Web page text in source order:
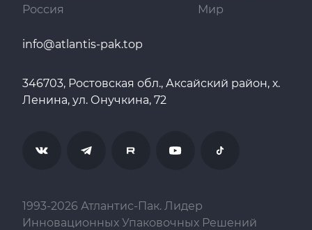
Россия
info@atlantis-pak.top
Мир
346703, Ростовская обл., Аксайский район, х.
Ленина, ул. Онучкина, 72
1993-2026 Атлантис-Пак. Лидер
Инновационных Упаковочных Решений